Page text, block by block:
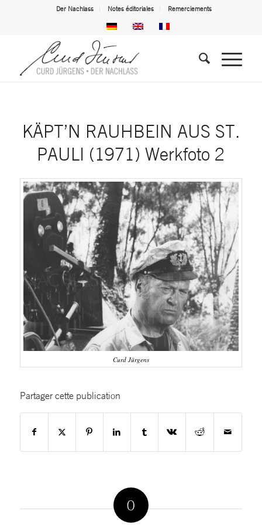
Der Nachlass Notes éditoriales Remerciements
KÄPT’N RAUHBEIN AUS ST.
PAULI (1971) Werkfoto 2
Curd Jürgens
Partager cette publication
0